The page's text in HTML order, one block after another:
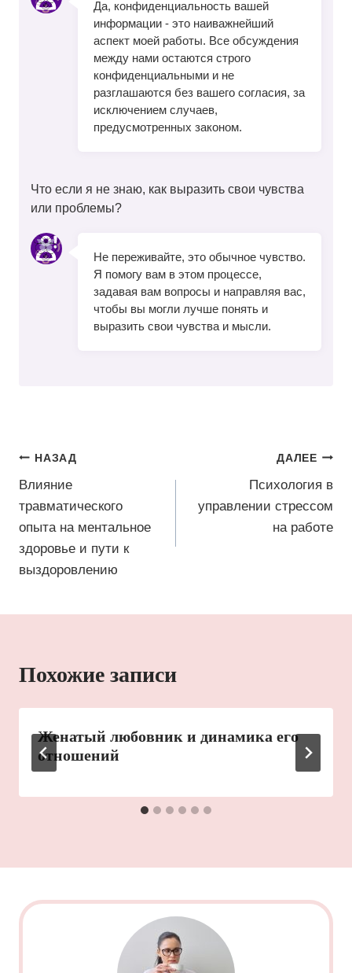
Да, конфиденциальность вашей
информации - это наиважнейший
аспект моей работы. Все обсуждения
между нами остаются строго
конфиденциальными и не
разглашаются без вашего согласия, за
исключением случаев,
предусмотренных законом.
Что если я не знаю, как выразить свои чувства
или проблемы?
Не переживайте, это обычное чувство.
Я помогу вам в этом процессе,
задавая вам вопросы и направляя вас,
чтобы вы могли лучше понять и
выразить свои чувства и мысли.
Навигация
по
записям
НАЗАД
Влияние
травматического
опыта на ментальное
здоровье и пути к
выздоровлению
ДАЛЕЕ
Психология в
управлении стрессом
на работе
Похожие записи
Женатый любовник и динамика его
отношений